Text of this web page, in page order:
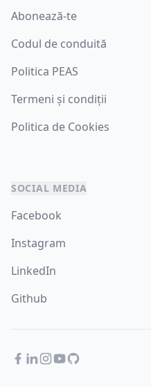
Abonează-te
Codul de conduită
Politica PEAS
Termeni și condiții
Politica de Cookies
SOCIAL MEDIA
Facebook
Instagram
LinkedIn
Github
Facebook
LinkedIn
Instagram
YouTube
GitHub